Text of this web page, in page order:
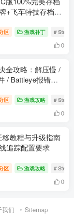
+飞车特技存档使
区 游戏补丁 #
0
全攻略：解压慢 /
/ Battleye报错修
区 游戏攻略 #
0
教程与升级指南
追踪配置要求
区 游戏攻略 #
0
我们 Sitemap